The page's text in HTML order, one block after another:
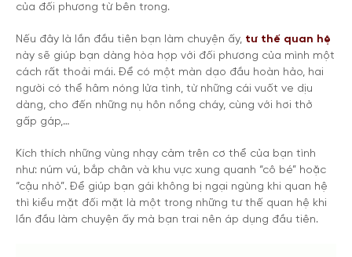
của đối phương từ bên trong.
Nếu đây là lần đầu tiên bạn làm chuyện ấy, tư thế quan hệ
này sẽ giúp bạn dàng hòa hợp với đối phương của mình một
cách rất thoải mái. Để có một màn dạo đầu hoàn hảo, hai
người có thể hâm nóng lửa tình, từ những cái vuốt ve dịu
dàng, cho đến những nụ hôn nồng cháy, cùng với hơi thở
gấp gáp,…
Kích thích những vùng nhạy cảm trên cơ thể của bạn tình
như: núm vú, bắp chân và khu vực xung quanh “cô bé” hoặc
“cậu nhỏ”. Để giúp bạn gái không bị ngại ngùng khi quan hệ
thì kiểu mặt đối mặt là một trong những tư thế quan hệ khi
lần đầu làm chuyện ấy mà bạn trai nên áp dụng đầu tiên.